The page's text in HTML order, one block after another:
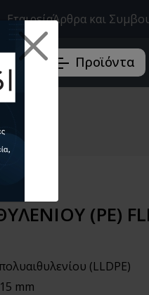
ΕταιρείαΆρθρα και
Προϊόντα
(PE)
(LLDPE)
mm